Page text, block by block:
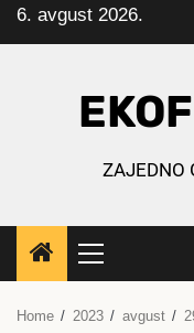
Skip
to
6. avgust 2026.
ZAJEDNO
Primary
Menu
Home 2023 avgust